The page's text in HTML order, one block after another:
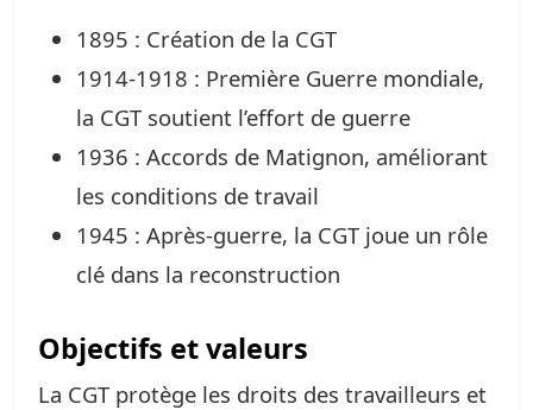
1895 : Création de la CGT
1914-1918 : Première Guerre mondiale,
la CGT soutient l’effort de guerre
1936 : Accords de Matignon, améliorant
les conditions de travail
1945 : Après-guerre, la CGT joue un rôle
clé dans la reconstruction
Objectifs et valeurs
La CGT protège les droits des travailleurs et